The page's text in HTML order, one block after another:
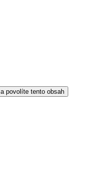
povolíte tento obsah